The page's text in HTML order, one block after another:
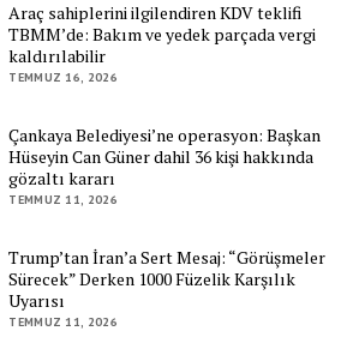
Araç sahiplerini ilgilendiren KDV teklifi
TBMM’de: Bakım ve yedek parçada vergi
kaldırılabilir
TEMMUZ 16, 2026
Çankaya Belediyesi’ne operasyon: Başkan
Hüseyin Can Güner dahil 36 kişi hakkında
gözaltı kararı
TEMMUZ 11, 2026
Trump’tan İran’a Sert Mesaj: “Görüşmeler
Sürecek” Derken 1000 Füzelik Karşılık
Uyarısı
TEMMUZ 11, 2026